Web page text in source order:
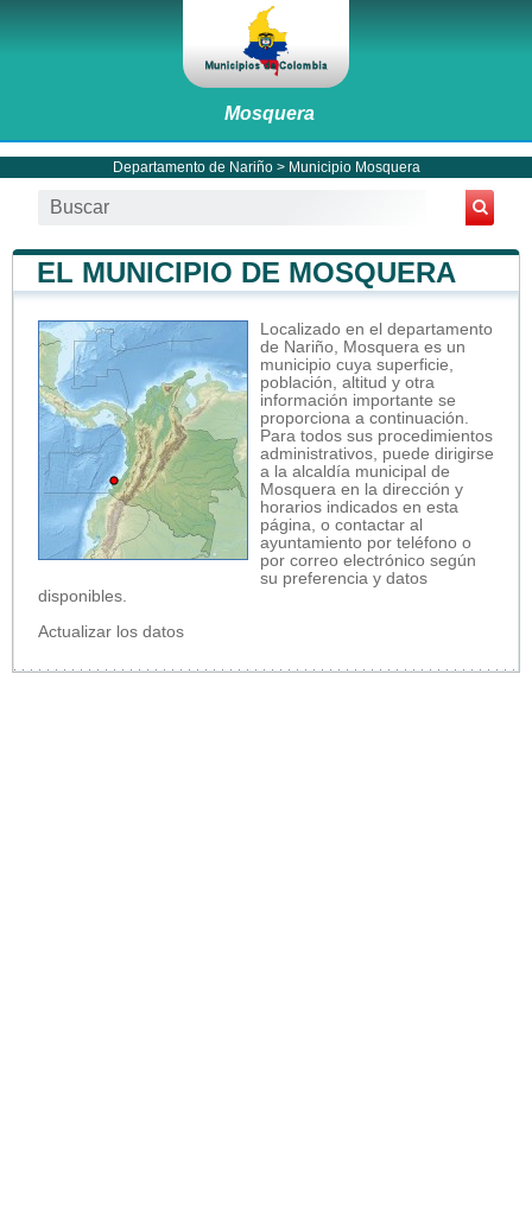
Mosquera
Departamento de Nariño> Municipio Mosquera
EL MUNICIPIO DE MOSQUERA
Localizado en el departamento
de Nariño, Mosquera es un
municipio cuya superficie,
población, altitud y otra
información importante se
proporciona a continuación.
Para todos sus procedimientos
administrativos, puede dirigirse
a la alcaldía municipal de
Mosquera en la dirección y
horarios indicados en esta
página, o contactar al
ayuntamiento por teléfono o
por correo electrónico según
su preferencia y datos
disponibles.
Actualizar los datos